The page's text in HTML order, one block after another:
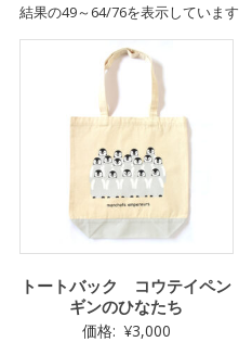
結果の49～64/76を表示しています
トートバック コウテイペン
ギンのひなたち
価格: ¥3,000